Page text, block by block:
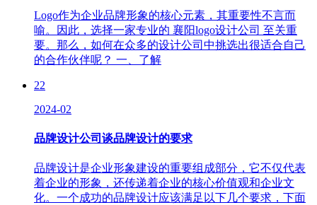
Logo作为企业品牌形象的核心元素，其重要性不言而
喻。因此，选择一家专业的 襄阳logo设计公司 至关重
要。那么，如何在众多的设计公司中挑选出很适合自己
的合作伙伴呢？ 一、了解
22
2024-02
品牌设计公司谈品牌设计的要求
品牌设计是企业形象建设的重要组成部分，它不仅代表
着企业的形象，还传递着企业的核心价值观和企业文
化。一个成功的品牌设计应该满足以下几个要求，下面